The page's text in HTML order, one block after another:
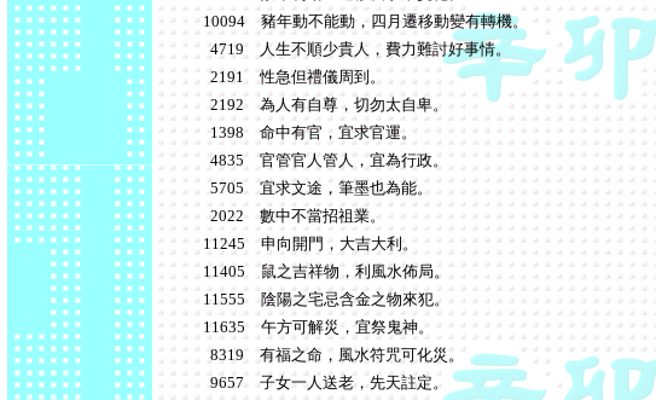
10094 豬年動不能動，四月遷移動變有轉機。
4719 人生不順少貴人，費力難討好事情。
2191 性急但禮儀周到。
2192 為人有自尊，切勿太自卑。
1398 命中有官，宜求官運。
4835 官管官人管人，宜為行政。
5705 宜求文途，筆墨也為能。
2022 數中不當招祖業。
11245 申向開門，大吉大利。
11405 鼠之吉祥物，利風水佈局。
11555 陰陽之宅忌含金之物來犯。
11635 午方可解災，宜祭鬼神。
8319 有福之命，風水符咒可化災。
9657 子女一人送老，先天註定。